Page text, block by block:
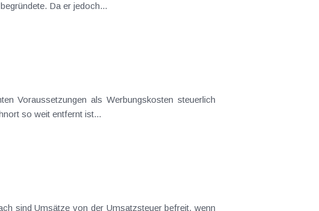
Österreich entsendet wurde und hier aufgrund seiner Ansässigkeit die unbeschränkte Steuerpflicht begründete. Da er jedoch...
geltend gemacht werden. Wesentliches Kriterium dabei ist, dass die Arbeitsstätte vom Familienwohnort so weit entfernt ist...